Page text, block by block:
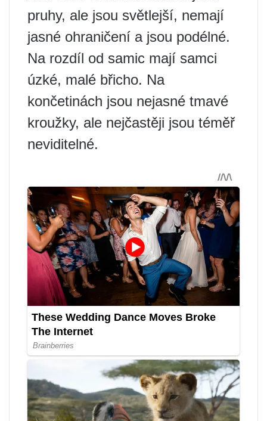
pruhy, ale jsou světlejší, nemají
jasné ohraničení a jsou podélné.
Na rozdíl od samic mají samci
úzké, malé břicho. Na
končetinách jsou nejasné tmavé
kroužky, ale nejčastěji jsou téměř
neviditelné.